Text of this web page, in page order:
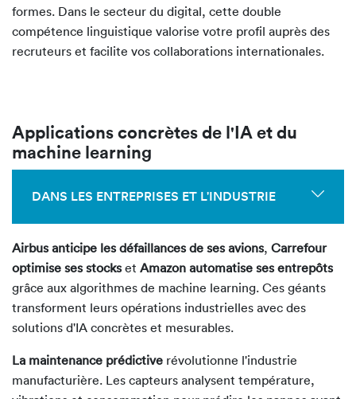
formes. Dans le secteur du digital, cette double
compétence linguistique valorise votre profil auprès des
recruteurs et facilite vos collaborations internationales.
Applications concrètes de l'IA et du
machine learning
DANS LES ENTREPRISES ET L'INDUSTRIE
Airbus anticipe les défaillances de ses avions, Carrefour
optimise ses stockset Amazon automatise ses entrepôts
grâce aux algorithmes de machine learning. Ces géants
transforment leurs opérations industrielles avec des
solutions d'IA concrètes et mesurables.
La maintenance prédictive révolutionne l'industrie
manufacturière. Les capteurs analysent température,